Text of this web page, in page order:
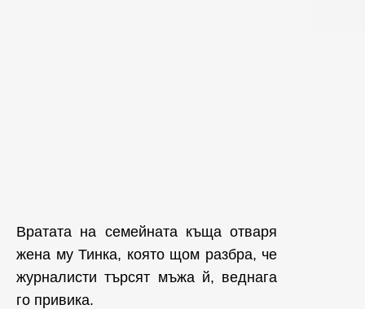
Вратата на семейната къща отваря
жена му Тинка, която щом разбра, че
журналисти търсят мъжа й, веднага
го привика.